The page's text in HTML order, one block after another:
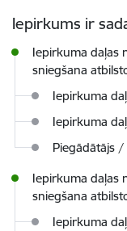
Iepirkums ir
Iepirkuma daļas
sniegšana
Iepirkuma
Iepirkuma
Piegādātājs /
Iepirkuma daļas
sniegšana
Iepirkuma